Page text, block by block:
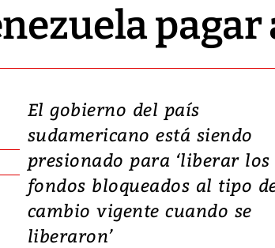
El gobierno del país
sudamericano está siendo
presionado para ‘liberar los
fondos bloqueados al tipo
cambio vigente cuando se
liberaron’
Video: Lula lanza su
candidatura con
promesas de
en defensa,
tierras raras